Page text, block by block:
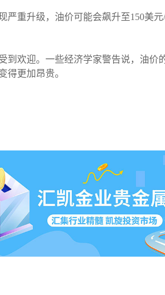
重升级，油价可能会飙升至150美
到欢迎。一些经济学家警告说，油
得更加昂贵。